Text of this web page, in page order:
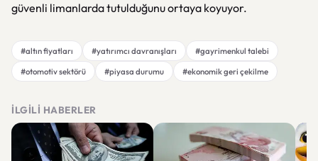
güvenli limanlarda tutulduğunu ortaya koyuyor.
#altın fiyatları #yatırımcı davranışları
#gayrimenkul talebi
#otomotiv sektörü
#piyasa durumu #ekonomik geri çekilme
İLGILI HABERLER